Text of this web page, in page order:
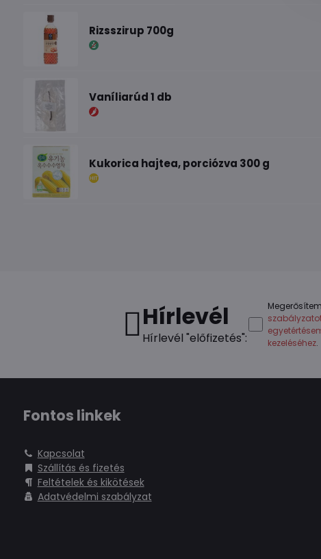
Rizsszirup 700g
Vaníliarúd 1 db
Kukorica hajtea, porciózva 300 g
Hírlevél
Hírlevél "előfizetés":
kezeléséhez.
Fontos linkek
Kapcsolat
Szállítás és fizetés
Feltételek és kikötések
Adatvédelmi szabályzat